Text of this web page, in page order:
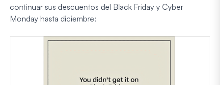
continuar sus descuentos del Black Friday y Cyber
Monday hasta diciembre: